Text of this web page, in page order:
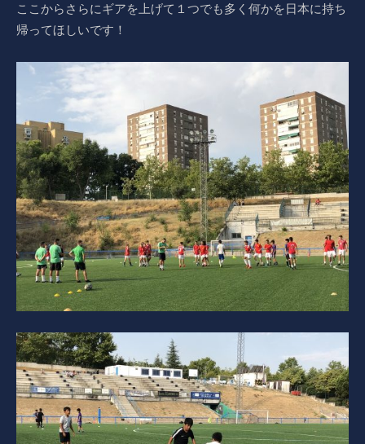
ここからさらにギアを上げて１つでも多く何かを日本に持ち
帰ってほしいです！